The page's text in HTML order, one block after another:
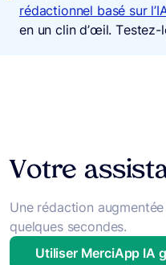
rédactionnel basé sur
en un clin d’œil. Testez-
Votre
Une rédaction
quelques secondes.
Utiliser MerciApp IA